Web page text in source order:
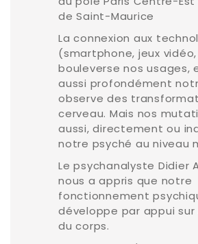
de Saint-Maurice
La connexion aux
(smartphone, jeux
bouleverse nos usages,
aussi profondément
observe des
cerveau. Mais nos
aussi, directement ou
notre psyché au niveau
Le psychanalyste Didier
nous a appris que notre
fonctionnement
développe par appui
du corps.